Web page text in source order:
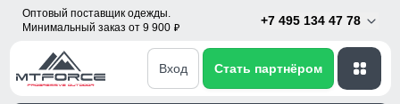
Оптовый поставщик одежды.
Минимальный заказ от 9 900 p
+7 495 134 47 78
Вход Стать партнёром